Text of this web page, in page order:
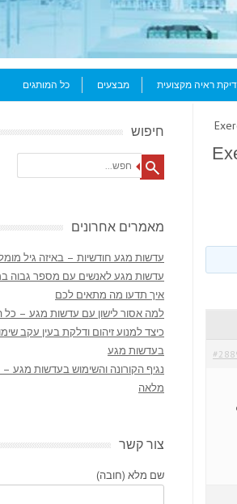
ראיה מקצועית מבצעים כל המותגים
> חיפוש
Search
מאמרים אחרונים
עדשות מגע חודשיות – באיזה גיל
עדשות מגע לאנשים עם מספר גבוה
איך תדעו מה מתאים לכם
למה אסור לישון עם עדשות מגע – כל
כיצד למנוע זיהום ודלקת בעין עקב
בעדשות מגע
נגיף הקורונה והשימוש בעדשות מגע
מלאה
צור קשר
שם מלא (חובה)